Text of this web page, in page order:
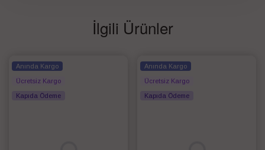
İlgili Ürünler
Anında Kargo
Ücretsiz Kargo
Kapıda Ödeme
Anında Kargo
Ücretsiz Kargo
Kapıda Ödeme